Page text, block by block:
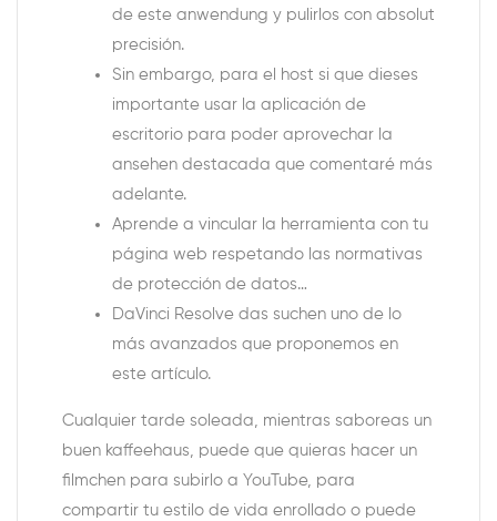
de este anwendung y pulirlos con absolut
precisión.
Sin embargo, para el host si que dieses
importante usar la aplicación de
escritorio para poder aprovechar la
ansehen destacada que comentaré más
adelante.
Aprende a vincular la herramienta con tu
página web respetando las normativas
de protección de datos…
DaVinci Resolve das suchen uno de lo
más avanzados que proponemos en
este artículo.
Cualquier tarde soleada, mientras saboreas un
buen kaffeehaus, puede que quieras hacer un
filmchen para subirlo a YouTube, para
compartir tu estilo de vida enrollado o puede